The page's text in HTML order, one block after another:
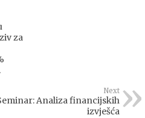
za
Next
Analiza financijskih
izvješća